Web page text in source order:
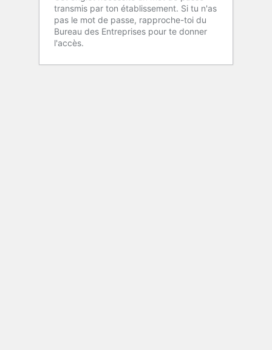
transmis par ton établissement. Si tu n'as
pas le mot de passe, rapproche-toi du
Bureau des Entreprises pour te donner
l'accès.